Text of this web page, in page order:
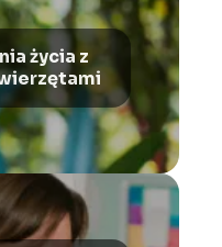
życia z